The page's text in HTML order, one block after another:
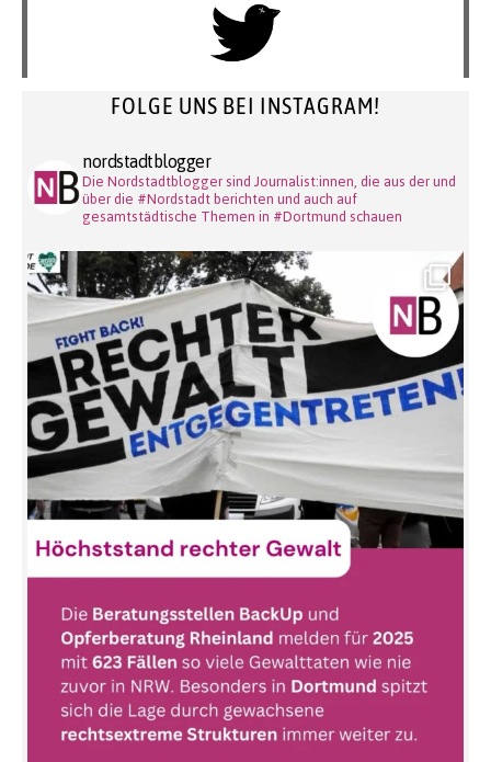
FOLGE UNS BEI INSTAGRAM!
nordstadtblogger
Die Nordstadtblogger sind Journalist:innen, die aus der und
über die #Nordstadt berichten und auch auf
gesamtstädtische Themen in #Dortmund schauen